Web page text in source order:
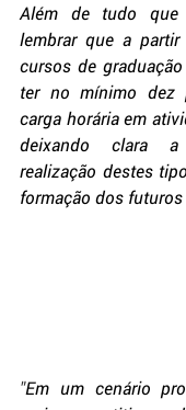
Além de tudo que
lembrar que a
cursos de
ter no mínimo dez
carga horária em
deixando clara
realização destes
formação dos
"Em um cenário